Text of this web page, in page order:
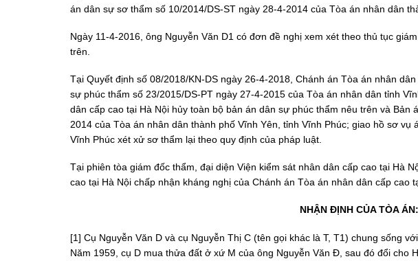
án dân sự sơ thẩm số 10/2014/DS-ST ngày 28-4-2014 của Tòa án nhân dân
Ngày 11-4-2016, ông Nguyễn Văn D1 có đơn đề nghị xem xét theo thủ tục
trên.
Tại Quyết định số 08/2018/KN-DS ngày 26-4-2018, Chánh án Tòa án nhân
sự phúc thẩm số 23/2015/DS-PT ngày 27-4-2015 của Tòa án nhân dân tỉnh
dân cấp cao tại Hà Nội hủy toàn bộ bản án dân sự phúc thẩm nêu trên và Bản
2014 của Tòa án nhân dân thành phố Vĩnh Yên, tỉnh Vĩnh Phúc; giao hồ sơ vụ
Vĩnh Phúc xét xử sơ thẩm lại theo quy định của pháp luật.
Tại phiên tòa giám đốc thẩm, đại diện Viện kiểm sát nhân dân cấp cao tại Hà
cao tại Hà Nội chấp nhận kháng nghị của Chánh án Tòa án nhân dân cấp cao
NHẬN ĐỊNH CỦA TÒA ÁN:
[1] Cụ Nguyễn Văn D và cụ Nguyễn Thị C (tên gọi khác là T, T1) chung sống
Năm 1959, cụ D mua thửa đất ở xứ M của ông Nguyễn Văn Đ, sau đó đổi cho